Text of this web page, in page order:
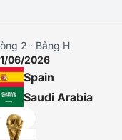
2 · Bảng H
06/2026
Spain
Saudi Arabia